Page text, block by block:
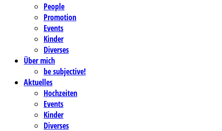
People
Promotion
Events
Kinder
Diverses
Über mich
be subjective!
Aktuelles
Hochzeiten
Events
Kinder
Diverses